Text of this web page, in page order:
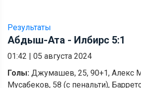
Результаты
Абдыш-Ата - Илбирс 5:1
01:42 | 05 августа 2024
Голы: Джумашев, 25, 90+1, Алекс
Мусабеков, 58 (с пенальти),